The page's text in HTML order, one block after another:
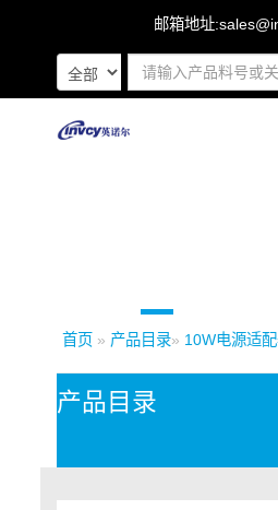
邮箱地址:
首页 » 产品目录» 10W电源适
产品目录